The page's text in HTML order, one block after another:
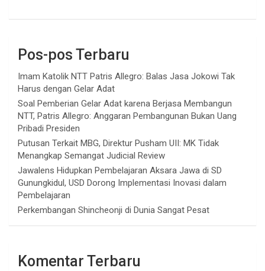
Pos-pos Terbaru
Imam Katolik NTT Patris Allegro: Balas Jasa Jokowi Tak
Harus dengan Gelar Adat
Soal Pemberian Gelar Adat karena Berjasa Membangun
NTT, Patris Allegro: Anggaran Pembangunan Bukan Uang
Pribadi Presiden
Putusan Terkait MBG, Direktur Pusham UII: MK Tidak
Menangkap Semangat Judicial Review
Jawalens Hidupkan Pembelajaran Aksara Jawa di SD
Gunungkidul, USD Dorong Implementasi Inovasi dalam
Pembelajaran
Perkembangan Shincheonji di Dunia Sangat Pesat
Komentar Terbaru